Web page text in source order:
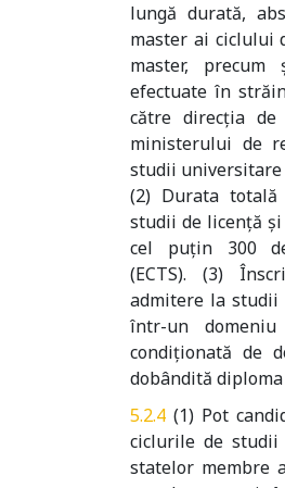
lungă durată,
master ai ciclului
master,
efectuate în
către direcţia
ministerului de
studii universitare
(2) Durata
studii de licenţă
cel puţin 300
(ECTS). (3)
admitere la studii
într-un
condiţionată de
dobândită
(1) Pot
ciclurile de studii
statelor membre